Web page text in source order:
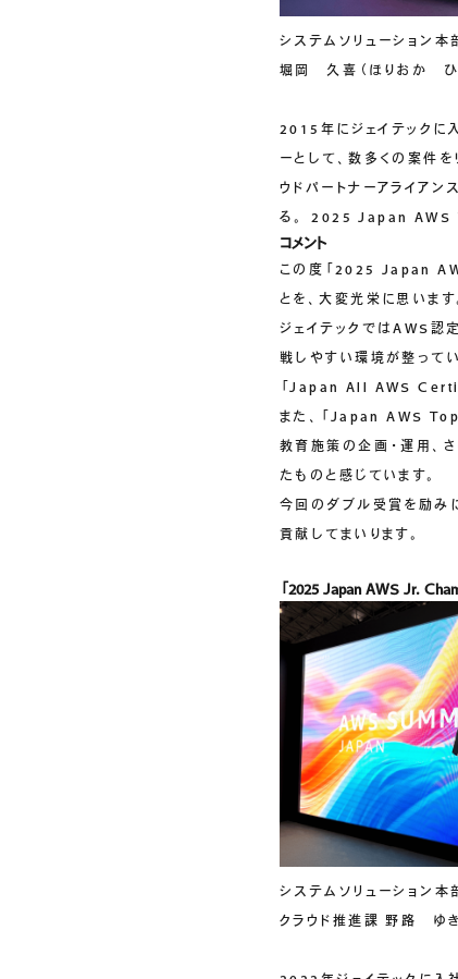
アクセス
お問い合わせ
システムソリューション
堀岡 久喜（ほりおか ひ
2015年にジェイテックに
ーとして、数多くの案件
ウドパートナーアライア
る。 2025 Japan
コメント
この度「2025 Japan
とを、大変光栄に思います
ジェイテックではAWS認
戦しやすい環境が整って
「Japan All AWS
また、「Japan AWS Top
教育施策の企画・運用、
たものと感じています。
今回のダブル受賞を励み
貢献してまいります。
2025 Japan AWS Jr.
システムソリューション
クラウド推進課 野路 ゆ